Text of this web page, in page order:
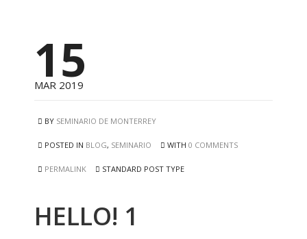
15
MAR 2019
BY SEMINARIO DE MONTERREY
POSTED IN BLOG, SEMINARIO WITH 0 COMMENTS
PERMALINK STANDARD POST TYPE
HELLO! 1